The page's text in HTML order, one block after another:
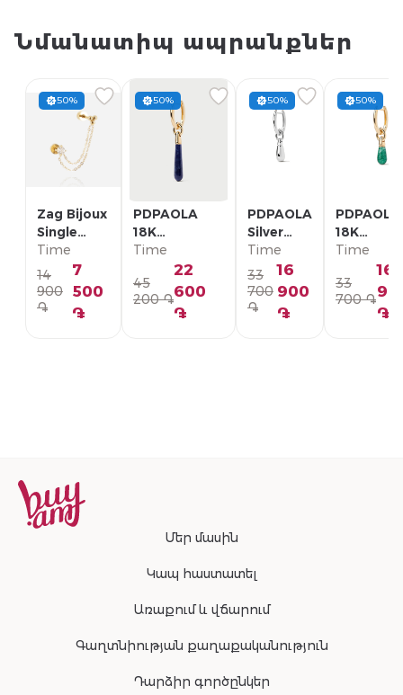
Նմանատիպ ապրանքներ
50%
Zag Bijoux
Single
Earring/
SLA22993-
01WHT
Time
14
900
֏
7
500
֏
50%
PDPAOLA
18K
Позолоченная
Серебряная
Моно-серьга/
PG01-336-U
Time
45
200 ֏
22
600
֏
50%
PDPAOLA
Silver
Single
Earring/
PG02-
092-U
Time
33
700
֏
16
900
֏
50%
PDPAOLA
18K
Моно-
PG01-
Time
33
700 ֏
16
֏
Մեր մասին
Կապ հաստատել
Առաքում և վճարում
Գաղտնիության քաղաքականություն
Դարձիր գործընկեր